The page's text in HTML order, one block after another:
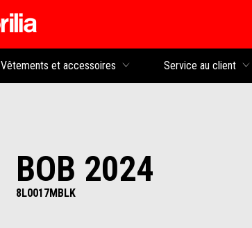
Vêtements et accessoires Service au client
BOB 2024
8L0017MBLK